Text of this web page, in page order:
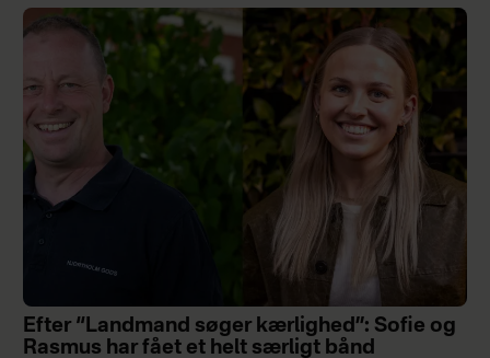
Efter “Landmand søger kærlighed”: Sofie og
Rasmus har fået et helt særligt bånd